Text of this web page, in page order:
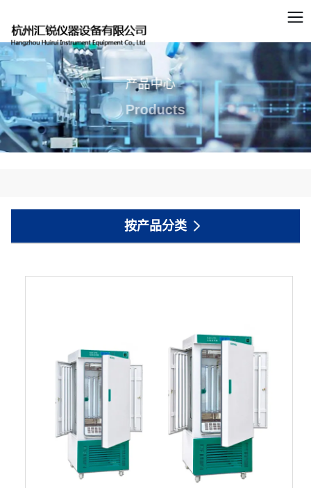
产品中心
Products
按产品分类